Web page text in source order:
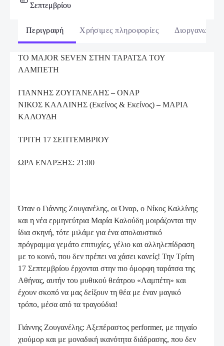
Σεπτεμβρίου
Περιγραφή Χρήσιμες πληροφορίες Διοργανωτής
ΤΟ ΜΑJOR SEVEN ΣΤΗΝ ΤΑΡΑΤΣΑ ΤΟΥ
ΛΑΜΠΕΤΗ
ΓΙΑΝΝΗΣ ΖΟΥΓΑΝΕΛΗΣ – ΟΝΑΡ
ΝΙΚΟΣ ΚΑΛΛΙΝΗΣ (Εκείνος & Εκείνος) – ΜΑΡΙΑ
ΚΑΛΟΥΔΗ
ΤΡΙΤΗ 17 ΣΕΠΤΕΜΒΡΙΟΥ
ΩΡΑ ΕΝΑΡΞΗΣ: 21:00
Όταν ο Γιάννης Ζουγανέλης, οι Όναρ, ο Νίκος Καλλίνης
και η νέα ερμηνεύτρια Μαρία Καλούδη μοιράζονται την
ίδια σκηνή, τότε μιλάμε για ένα απολαυστικό
πρόγραμμα γεμάτο επιτυχίες, γέλιο και αλληλεπίδραση
με το κοινό, που δεν πρέπει να χάσει κανείς! Την Τρίτη
17 Σεπτεμβρίου έρχονται στην πιο όμορφη ταράτσα της
Αθήνας, αυτήν του μυθικού θεάτρου «Λαμπέτη» και
έχουν σκοπό να μας δείξουν τη θέα με έναν μαγικό
τρόπο, μέσα από τα τραγούδια!
Γιάννης Ζουγανέλης: Αξεπέραστος performer, με πηγαίο
χιούμορ και με μοναδική ικανότητα διάδρασης, που δεν